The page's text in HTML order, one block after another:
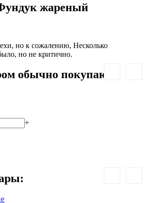
жареный
но к сожалению, Несколько
но не критично.
обычно покупают:
+